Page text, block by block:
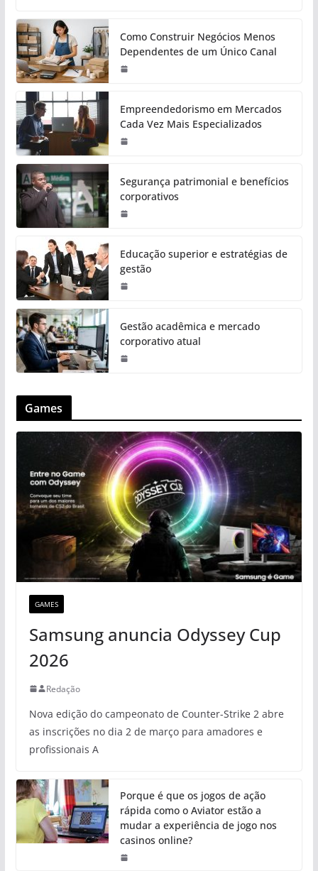
Como Construir Negócios Menos
Dependentes de um Único Canal
Empreendedorismo em Mercados
Cada Vez Mais Especializados
Segurança patrimonial e benefícios
corporativos
Educação superior e estratégias de
gestão
Gestão acadêmica e mercado
corporativo atual
Games
GAMES
Samsung anuncia Odyssey Cup
2026
Redação
Nova edição do campeonato de Counter-Strike 2 abre
as inscrições no dia 2 de março para amadores e
profissionais A
Porque é que os jogos de ação
rápida como o Aviator estão a
mudar a experiência de jogo nos
casinos online?